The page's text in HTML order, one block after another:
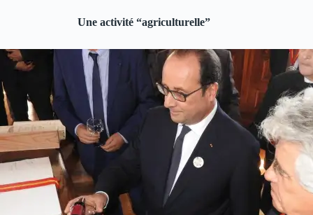
Une activité “agriculturelle”